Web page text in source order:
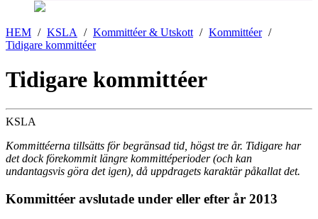
HEM / KSLA / Kommittéer & Utskott / Kommittéer /
Tidigare kommittéer
Tidigare kommittéer
KSLA
Kommittéerna tillsätts för begränsad tid, högst tre år. Tidigare har
det dock förekommit längre kommittéperioder (och kan
undantagsvis göra det igen), då uppdragets karaktär påkallat det.
Kommittéer avslutade under eller efter år 2013